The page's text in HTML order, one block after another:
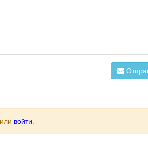
или войти